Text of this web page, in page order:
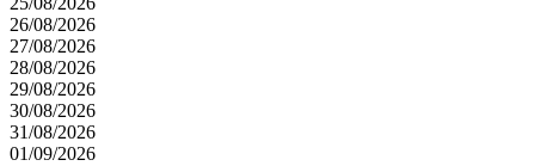
26/08/2026
27/08/2026
28/08/2026
29/08/2026
30/08/2026
31/08/2026
01/09/2026